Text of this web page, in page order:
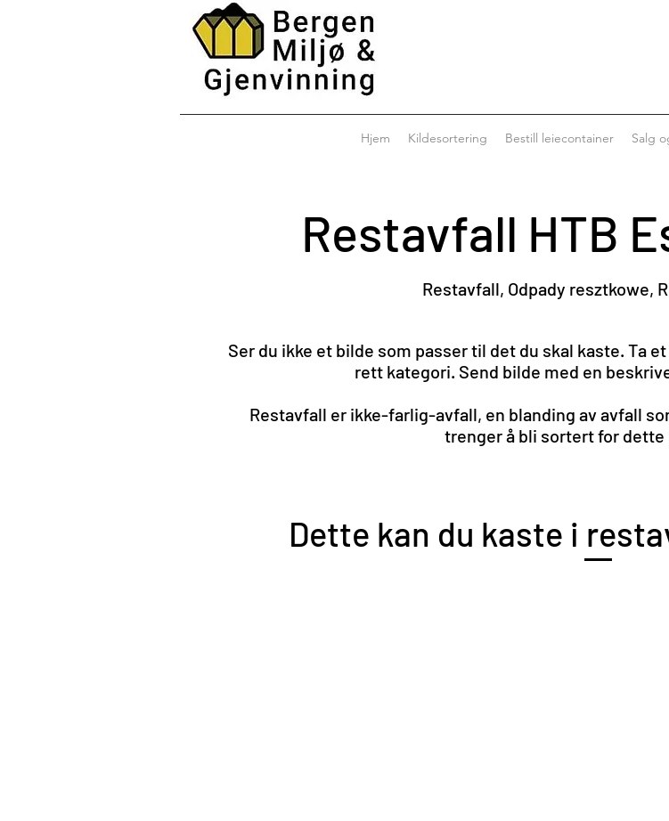
Hjem Kildesortering Bestill leiecontainer Salg
Restavfall HTB
Restavfall, Odpady resztkowe,
Ser du ikke et bilde som passer til det du skal kaste. Ta
rett kategori. Send bilde med en
Restavfall er ikke-farlig-avfall, en blanding av avfall
trenger å bli sortert for
Dette kan du kaste i